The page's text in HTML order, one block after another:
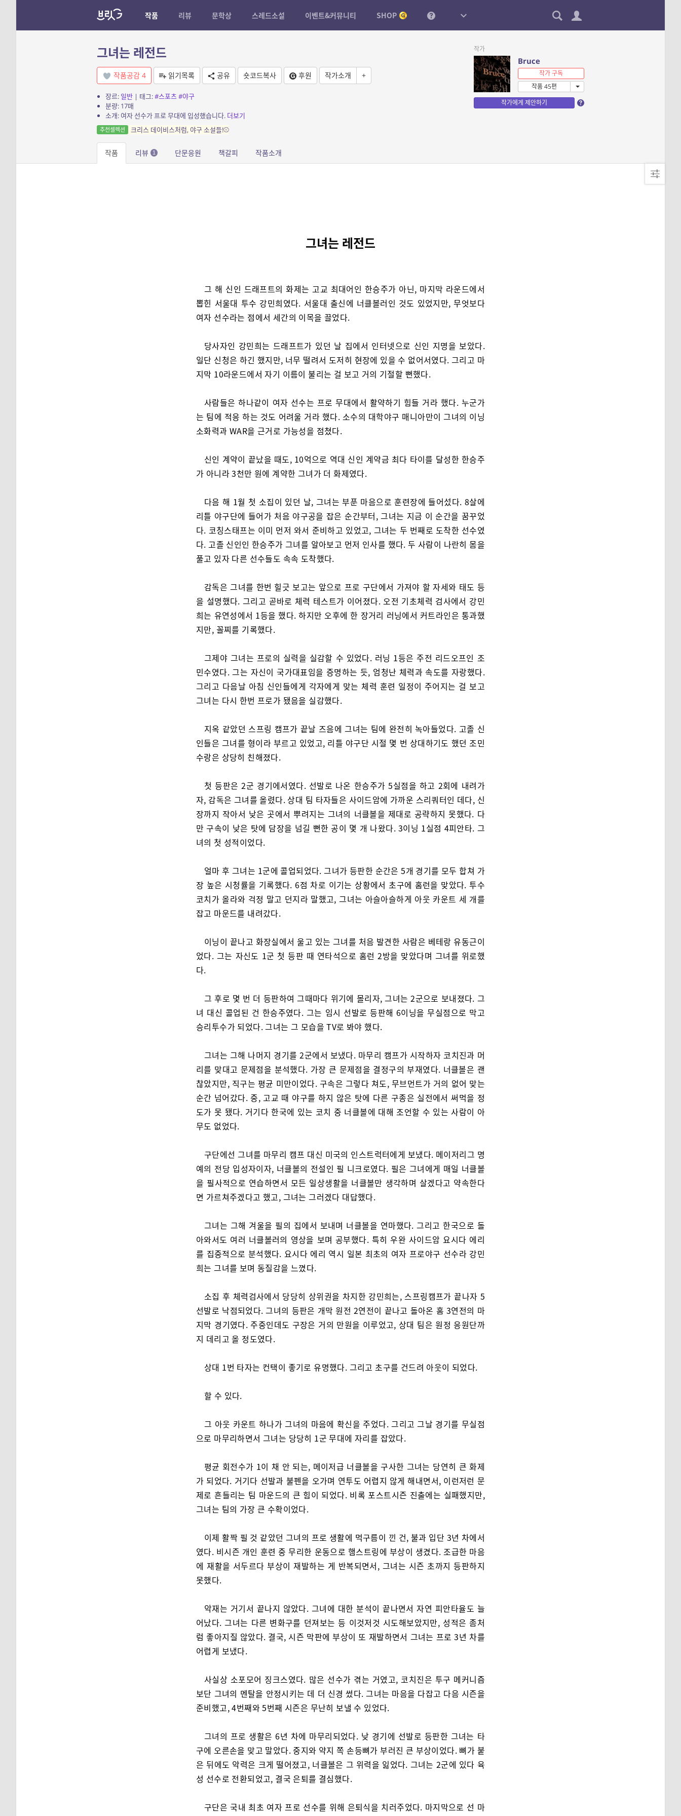
작품 리뷰 문학상 스레드소설 이벤트&커뮤니티 SHOP
그녀는 레전드
작품공감 4 읽기목록 공유 숏코드복사 후원 작가소개 +
장르: 일반| 태그:#스포츠#야구
분량: 17매
소개: 여자 선수가 프로 무대에 입성했습니다. 더보기
추천셀렉션 크리스 데이비스처럼, 야구 소설들!⚾
작가
Bruce
작가 구독
작품 45편
작가에게 제안하기
작품 리뷰 1 단문응원 책갈피 작품소개
그녀는 레전드
그 해 신인 드래프트의 화제는 고교 최대어인 한승주가 아닌, 마지막 라운드에서
뽑힌 서울대 투수 강민희였다. 서울대 출신에 너클볼러인 것도 있었지만, 무엇보다
여자 선수라는 점에서 세간의 이목을 끌었다.
당사자인 강민희는 드래프트가 있던 날 집에서 인터넷으로 신인 지명을 보았다.
일단 신청은 하긴 했지만, 너무 떨려서 도저히 현장에 있을 수 없어서였다. 그리고 마
지막 10라운드에서 자기 이름이 불리는 걸 보고 거의 기절할 뻔했다.
사람들은 하나같이 여자 선수는 프로 무대에서 활약하기 힘들 거라 했다. 누군가
는 팀에 적응 하는 것도 어려울 거라 했다. 소수의 대학야구 매니아만이 그녀의 이닝
소화력과 WAR을 근거로 가능성을 점쳤다.
신인 계약이 끝났을 때도, 10억으로 역대 신인 계약금 최다 타이를 달성한 한승주
가 아니라 3천만 원에 계약한 그녀가 더 화제였다.
다음 해 1월 첫 소집이 있던 날, 그녀는 부푼 마음으로 훈련장에 들어섰다. 8살에
리틀 야구단에 들어가 처음 야구공을 잡은 순간부터, 그녀는 지금 이 순간을 꿈꾸었
다. 코칭스태프는 이미 먼저 와서 준비하고 있었고, 그녀는 두 번째로 도착한 선수였
다. 고졸 신인인 한승주가 그녀를 알아보고 먼저 인사를 했다. 두 사람이 나란히 몸을
풀고 있자 다른 선수들도 속속 도착했다.
감독은 그녀를 한번 힐긋 보고는 앞으로 프로 구단에서 가져야 할 자세와 태도 등
을 설명했다. 그리고 곧바로 체력 테스트가 이어졌다. 오전 기초체력 검사에서 강민
희는 유연성에서 1등을 했다. 하지만 오후에 한 장거리 러닝에서 커트라인은 통과했
지만, 꼴찌를 기록했다.
그제야 그녀는 프로의 실력을 실감할 수 있었다. 러닝 1등은 주전 리드오프인 조
민수였다. 그는 자신이 국가대표임을 증명하는 듯, 엄청난 체력과 속도를 자랑했다.
그리고 다음날 아침 신인들에게 각자에게 맞는 체력 훈련 일정이 주어지는 걸 보고
그녀는 다시 한번 프로가 됐음을 실감했다.
지옥 같았던 스프링 캠프가 끝날 즈음에 그녀는 팀에 완전히 녹아들었다. 고졸 신
인들은 그녀를 형이라 부르고 있었고, 리틀 야구단 시절 몇 번 상대하기도 했던 조민
수랑은 상당히 친해졌다.
첫 등판은 2군 경기에서였다. 선발로 나온 한승주가 5실점을 하고 2회에 내려가
자, 감독은 그녀를 올렸다. 상대 팀 타자들은 사이드암에 가까운 스리쿼터인 데다, 신
장까지 작아서 낮은 곳에서 뿌려지는 그녀의 너클볼을 제대로 공략하지 못했다. 다
만 구속이 낮은 탓에 담장을 넘길 뻔한 공이 몇 개 나왔다. 3이닝 1실점 4피안타. 그
녀의 첫 성적이었다.
얼마 후 그녀는 1군에 콜업되었다. 그녀가 등판한 순간은 5개 경기를 모두 합쳐 가
장 높은 시청률을 기록했다. 6점 차로 이기는 상황에서 초구에 홈런을 맞았다. 투수
코치가 올라와 걱정 말고 던지라 말했고, 그녀는 아슬아슬하게 아웃 카운트 세 개를
잡고 마운드를 내려갔다.
이닝이 끝나고 화장실에서 울고 있는 그녀를 처음 발견한 사람은 베테랑 유동근이
었다. 그는 자신도 1군 첫 등판 때 연타석으로 홈런 2방을 맞았다며 그녀를 위로했
다.
그 후로 몇 번 더 등판하여 그때마다 위기에 몰리자, 그녀는 2군으로 보내졌다. 그
녀 대신 콜업된 건 한승주였다. 그는 임시 선발로 등판해 6이닝을 무실점으로 막고
승리투수가 되었다. 그녀는 그 모습을 TV로 봐야 했다.
그녀는 그해 나머지 경기를 2군에서 보냈다. 마무리 캠프가 시작하자 코치진과 머
리를 맞대고 문제점을 분석했다. 가장 큰 문제점을 결정구의 부재였다. 너클볼은 괜
찮았지만, 직구는 평균 미만이었다. 구속은 그렇다 쳐도, 무브먼트가 거의 없어 맞는
순간 넘어갔다. 중, 고교 때 야구를 하지 않은 탓에 다른 구종은 실전에서 써먹을 정
도가 못 됐다. 거기다 한국에 있는 코치 중 너클볼에 대해 조언할 수 있는 사람이 아
무도 없었다.
구단에선 그녀를 마무리 캠프 대신 미국의 인스트럭터에게 보냈다. 메이저리그 명
예의 전당 입성자이자, 너클볼의 전설인 필 니크로였다. 필은 그녀에게 매일 너클볼
을 필사적으로 연습하면서 모든 일상생활을 너클볼만 생각하며 살겠다고 약속한다
면 가르쳐주겠다고 했고, 그녀는 그러겠다 대답했다.
그녀는 그해 겨울을 필의 집에서 보내며 너클볼을 연마했다. 그리고 한국으로 돌
아와서도 여러 너클볼러의 영상을 보며 공부했다. 특히 우완 사이드암 요시다 에리
를 집중적으로 분석했다. 요시다 에리 역시 일본 최초의 여자 프로야구 선수라 강민
희는 그녀를 보며 동질감을 느꼈다.
소집 후 체력검사에서 당당히 상위권을 차지한 강민희는, 스프링캠프가 끝나자 5
선발로 낙점되었다. 그녀의 등판은 개막 원전 2연전이 끝나고 돌아온 홈 3연전의 마
지막 경기였다. 주중인데도 구장은 거의 만원을 이루었고, 상대 팀은 원정 응원단까
지 데리고 올 정도였다.
상대 1번 타자는 컨택이 좋기로 유명했다. 그리고 초구를 건드려 아웃이 되었다.
할 수 있다.
그 아웃 카운트 하나가 그녀의 마음에 확신을 주었다. 그리고 그날 경기를 무실점
으로 마무리하면서 그녀는 당당히 1군 무대에 자리를 잡았다.
평균 회전수가 1이 채 안 되는, 메이저급 너클볼을 구사한 그녀는 당연히 큰 화제
가 되었다. 거기다 선발과 불펜을 오가며 연투도 어렵지 않게 해내면서, 이런저런 문
제로 흔들리는 팀 마운드의 큰 힘이 되었다. 비록 포스트시즌 진출에는 실패했지만,
그녀는 팀의 가장 큰 수확이었다.
이제 활짝 필 것 같았던 그녀의 프로 생활에 먹구름이 낀 건, 불과 입단 3년 차에서
였다. 비시즌 개인 훈련 중 무리한 운동으로 햄스트링에 부상이 생겼다. 조급한 마음
에 재활을 서두르다 부상이 재발하는 게 반복되면서, 그녀는 시즌 초까지 등판하지
못했다.
악재는 거기서 끝나지 않았다. 그녀에 대한 분석이 끝나면서 자연 피안타율도 늘
어났다. 그녀는 다른 변화구를 던져보는 등 이것저것 시도해보았지만, 성적은 좀처
럼 좋아지질 않았다. 결국, 시즌 막판에 부상이 또 재발하면서 그녀는 프로 3년 차를
어렵게 보냈다.
사실상 소포모어 징크스였다. 많은 선수가 겪는 거였고, 코치진은 투구 메커니즘
보단 그녀의 멘탈을 안정시키는 데 더 신경 썼다. 그녀는 마음을 다잡고 다음 시즌을
준비했고, 4번째와 5번째 시즌은 무난히 보낼 수 있었다.
그녀의 프로 생활은 6년 차에 마무리되었다. 낮 경기에 선발로 등판한 그녀는 타
구에 오른손을 맞고 말았다. 중지와 약지 쪽 손등뼈가 부러진 큰 부상이었다. 뼈가 붙
은 뒤에도 악력은 크게 떨어졌고, 너클볼은 그 위력을 잃었다. 그녀는 2군에 있다 육
성 선수로 전환되었고, 결국 은퇴를 결심했다.
구단은 국내 최초 여자 프로 선수를 위해 은퇴식을 치러주었다. 마지막으로 선 마